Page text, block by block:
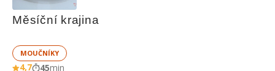
Měsíční krajina
MOUČNÍKY
4,7 45min